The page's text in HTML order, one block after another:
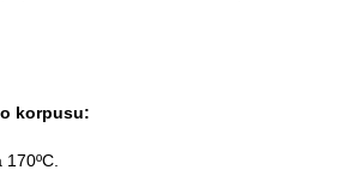
korpusu: